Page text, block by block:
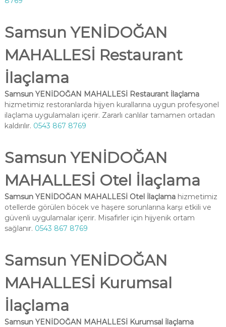
Samsun YENİDOĞAN
MAHALLESİ Restaurant
İlaçlama
Samsun YENİDOĞAN MAHALLESİ Restaurant İlaçlama
hizmetimiz restoranlarda hijyen kurallarına uygun profesyonel
ilaçlama uygulamaları içerir. Zararlı canlılar tamamen ortadan
kaldırılır. 0543 867 8769
Samsun YENİDOĞAN
MAHALLESİ Otel İlaçlama
Samsun YENİDOĞAN MAHALLESİ Otel İlaçlamahizmetimiz
otellerde görülen böcek ve haşere sorunlarına karşı etkili ve
güvenli uygulamalar içerir. Misafirler için hijyenik ortam
sağlanır. 0543 867 8769
Samsun YENİDOĞAN
MAHALLESİ Kurumsal
İlaçlama
Samsun YENİDOĞAN MAHALLESİ Kurumsal İlaçlama